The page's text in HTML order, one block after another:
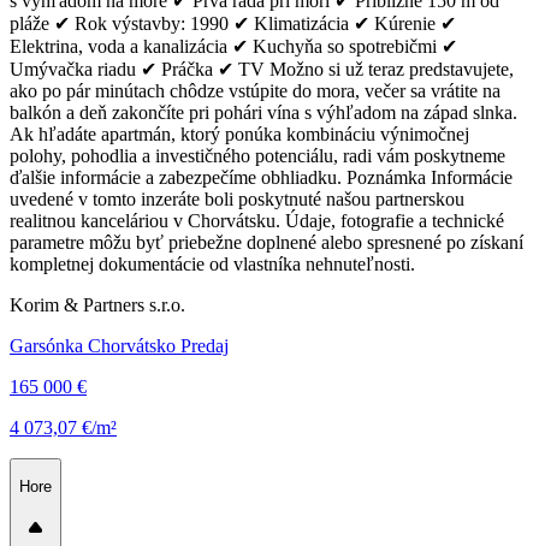
pláže ✔ Rok výstavby: 1990 ✔ Klimatizácia ✔ Kúrenie ✔
Elektrina, voda a kanalizácia ✔ Kuchyňa so spotrebičmi ✔
Umývačka riadu ✔ Práčka ✔ TV Možno si už teraz predstavujete,
ako po pár minútach chôdze vstúpite do mora, večer sa vrátite na
balkón a deň zakončíte pri pohári vína s výhľadom na západ slnka.
Ak hľadáte apartmán, ktorý ponúka kombináciu výnimočnej
polohy, pohodlia a investičného potenciálu, radi vám poskytneme
ďalšie informácie a zabezpečíme obhliadku. Poznámka Informácie
uvedené v tomto inzeráte boli poskytnuté našou partnerskou
realitnou kanceláriou v Chorvátsku. Údaje, fotografie a technické
parametre môžu byť priebežne doplnené alebo spresnené po získaní
kompletnej dokumentácie od vlastníka nehnuteľnosti.
Korim & Partners s.r.o.
Garsónka Chorvátsko Predaj
165 000 €
4 073,07 €/m²
Hore